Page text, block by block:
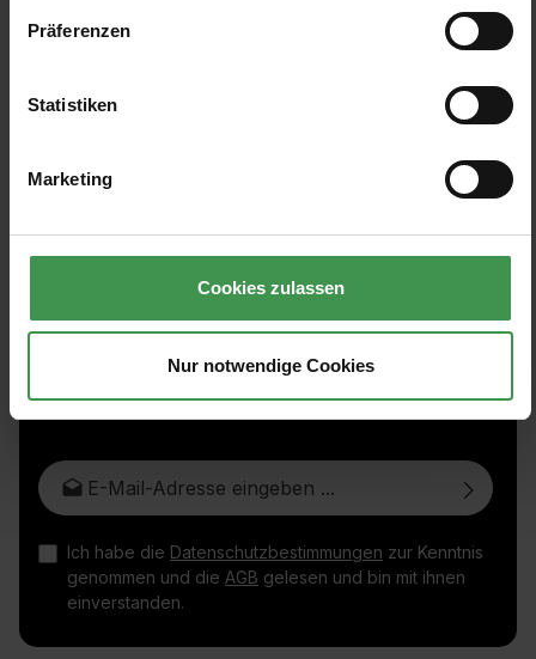
Präferenzen
Statistiken
Marketing
Cookies zulassen
Nur notwendige Cookies
3 Farben
Ab 295,00 €
Abonnieren Sie den kostenlosen Newsletter und
verpassen Sie keine Neuigkeit oder Aktion.
E-Mail-Adresse*
Ich habe die Datenschutzbestimmungen zur Kenntnis
genommen und die AGB gelesen und bin mit ihnen
einverstanden.